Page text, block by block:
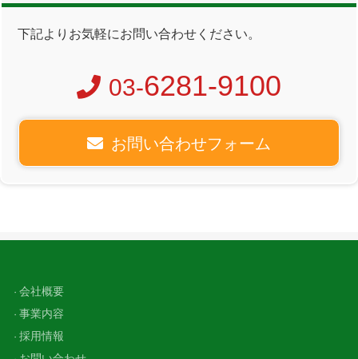
下記よりお気軽にお問い合わせください。
03-6281-9100
お問い合わせフォーム
会社概要
事業内容
採用情報